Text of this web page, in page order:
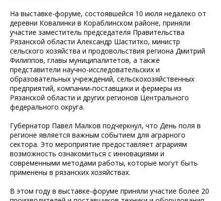
На выставке-форуме, состоявшейся 10 июля недалеко от
деревни Ковалинки в Кораблинском районе, приняли
участие заместитель председателя Правительства
Рязанской области Александр Шаститко, министр
сельского хозяйства и продовольствия региона Дмитрий
Филиппов, главы муниципалитетов, а также
представители научно-исследовательских и
образовательных учреждений, сельскохозяйственных
предприятий, компании-поставщики и фермеры из
Рязанской области и других регионов Центрального
федерального округа.
Губернатор Павел Малков подчеркнул, что День поля в
регионе является важным событием для аграрного
сектора. Это мероприятие предоставляет аграриям
возможность ознакомиться с инновациями и
современными методами работы, которые могут быть
применены в рязанских хозяйствах.
В этом году в выставке-форуме приняли участие более 20